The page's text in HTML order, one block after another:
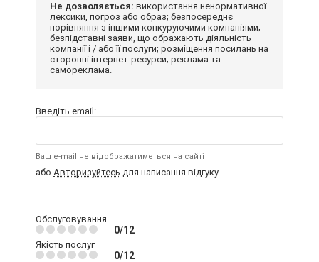
Не дозволяється: використання ненормативної
лексики, погроз або образ; безпосереднє
порівняння з іншими конкуруючими компаніями;
безпідставні заяви, що ображають діяльність
компанії і / або її послуги; розміщення посилань на
сторонні інтернет-ресурси; реклама та
самореклама.
Введіть email:
Ваш e-mail не відображатиметься на сайті
або Авторизуйтесь для написання відгуку
Обслуговування
0/12
Якість послуг
0/12